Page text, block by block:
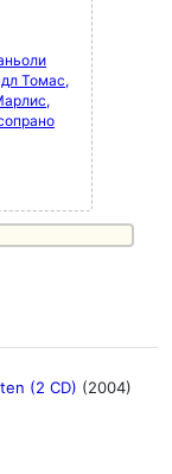
Томас,
(2 CD) (2004)